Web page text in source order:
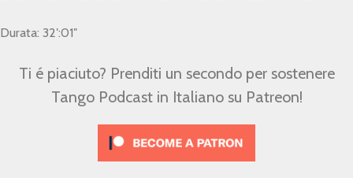
Durata: 32′:01″
Ti é piaciuto? Prenditi un secondo per sostenere
Tango Podcast in Italiano su Patreon!